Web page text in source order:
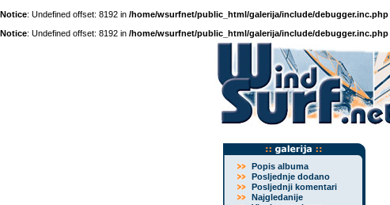
Notice: Undefined offset: 8192 in /home/wsurfnet/public_html/galerija/include/debugger.inc.php
Notice: Undefined offset: 8192 in /home/wsurfnet/public_html/galerija/include/debugger.inc.php
Popis albuma
Posljednje dodano
Posljednji komentari
Najgledanije